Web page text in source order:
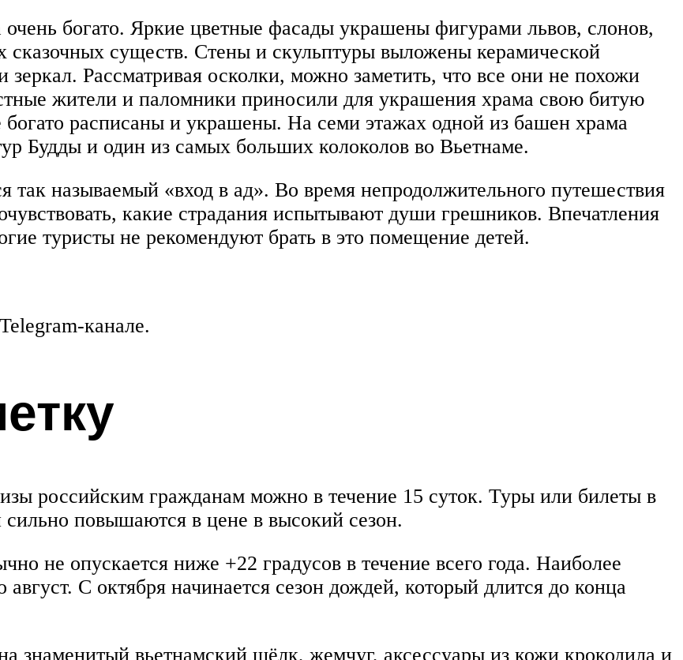
богато. Яркие цветные фасады украшены фигурами львов, слонов,
сказочных существ. Стены и скульптуры выложены керамической
Рассматривая осколки, можно заметить, что все они не похожи
жители и паломники приносили для украшения храма свою битую
расписаны и украшены. На семи этажах одной из башен храма
Будды и один из самых больших колоколов во Вьетнаме.
называемый «вход в ад». Во время непродолжительного путешествия
какие страдания испытывают души грешников. Впечатления
туристы не рекомендуют брать в это помещение детей.
канале.
российским гражданам можно в течение 15 суток. Туры или билеты в
повышаются в цене в высокий сезон.
не опускается ниже +22 градусов в течение всего года. Наиболее
С октября начинается сезон дождей, который длится до конца
знаменитый вьетнамский шёлк, жемчуг, аксессуары из кожи крокодила и